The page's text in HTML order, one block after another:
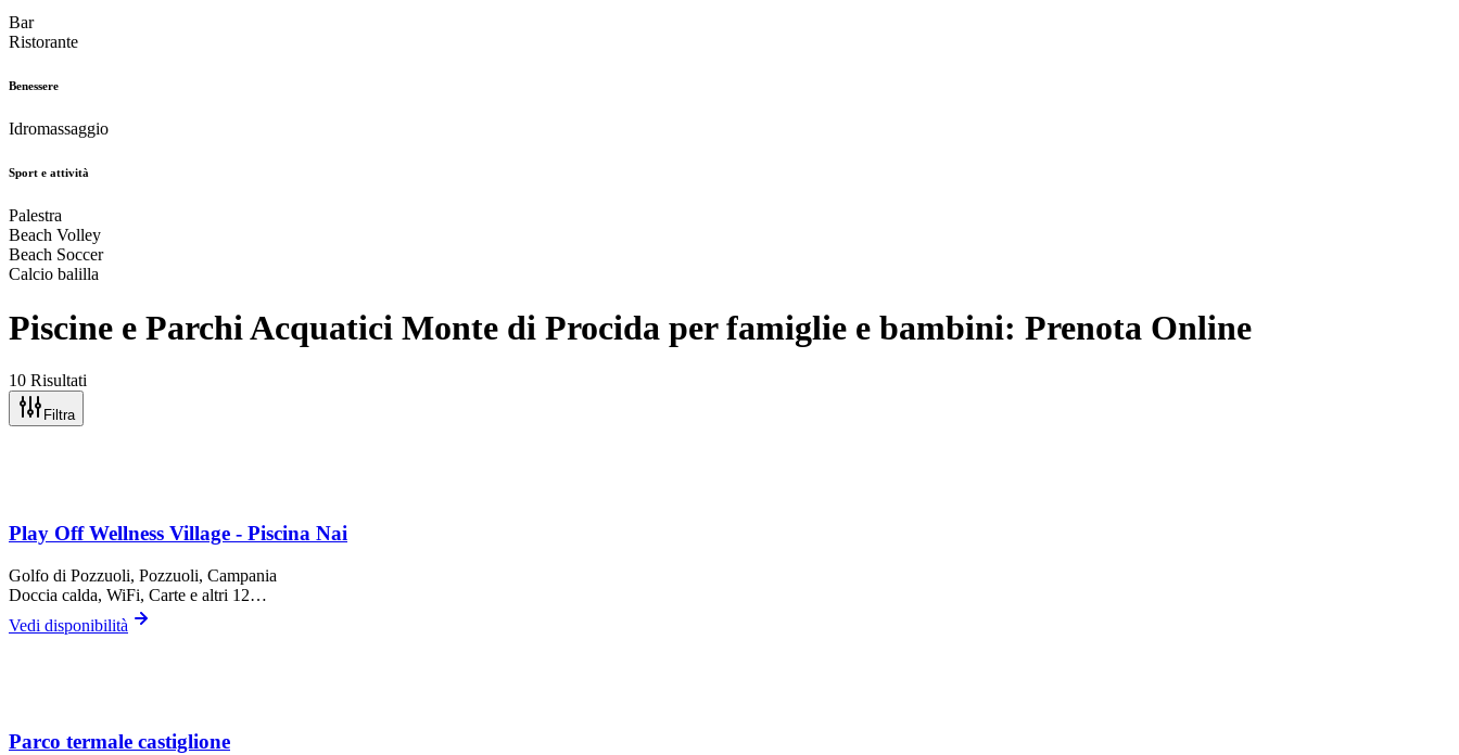
Bar
Ristorante
Benessere
Idromassaggio
Sport e attività
Palestra
Beach Volley
Beach Soccer
Calcio balilla
Piscine e Parchi Acquatici Monte di Procida per famiglie e bambini: Prenota Online
10 Risultati
Filtra
Play Off Wellness Village - Piscina Nai
Golfo di Pozzuoli, Pozzuoli, Campania
Doccia calda, WiFi, Carte e altri 12…
Vedi disponibilità
Parco termale castiglione